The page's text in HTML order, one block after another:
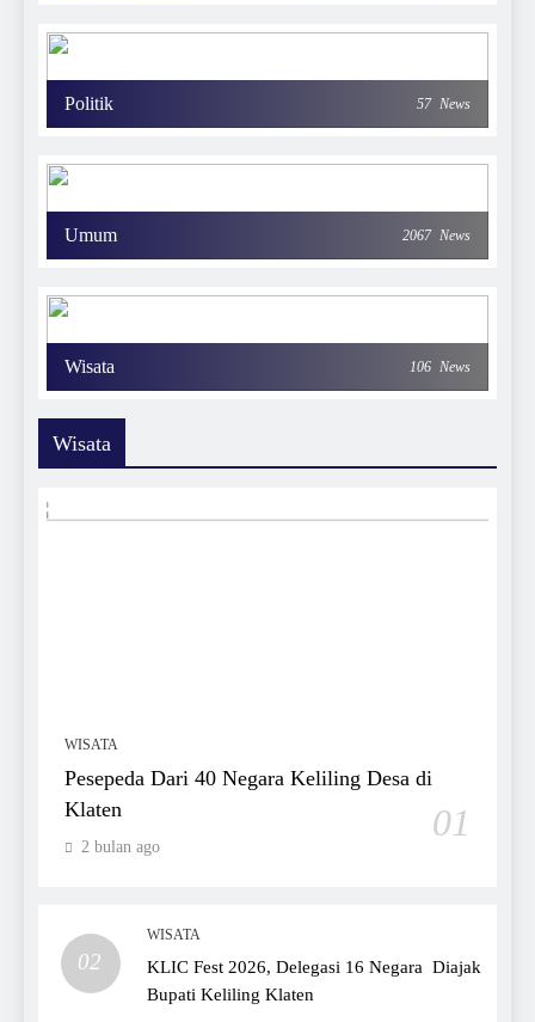
Politik 57 News
Umum 2067 News
Wisata 106 News
Wisata
WISATA
Pesepeda Dari 40 Negara Keliling Desa di
Klaten
01
2 bulan ago
02
WISATA
KLIC Fest 2026, Delegasi 16 Negara Diajak
Bupati Keliling Klaten